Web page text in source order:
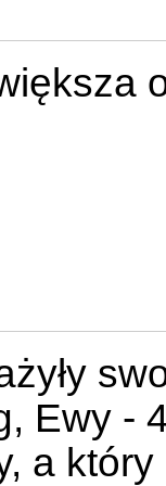
Ewy -
a